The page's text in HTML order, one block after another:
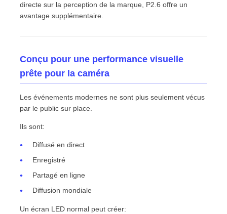
directe sur la perception de la marque, P2.6 offre un
avantage supplémentaire.
Conçu pour une performance visuelle
prête pour la caméra
Les événements modernes ne sont plus seulement vécus
par le public sur place.
Ils sont:
Diffusé en direct
Enregistré
Partagé en ligne
Diffusion mondiale
Un écran LED normal peut créer: